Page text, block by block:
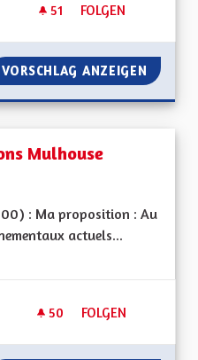
51 51 FOLLOWER
FOLGEN
ZONES NATURA
VORSCHLAG ANZEIGEN
Mulhouse
: Ma proposition : Au
actuels...
50 50 FOLLOWER
FOLGEN
ZONE À FAIBLE